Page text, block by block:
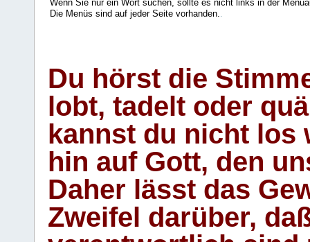
Wenn Sie nur ein Wort suchen, sollte es nicht links in der
Die Menüs sind auf jeder Seite vorhanden..
Du hörst die
lobt, tadelt oder
kannst du nicht los
hin auf Gott, den
Daher lässt das
Zweifel darüber,